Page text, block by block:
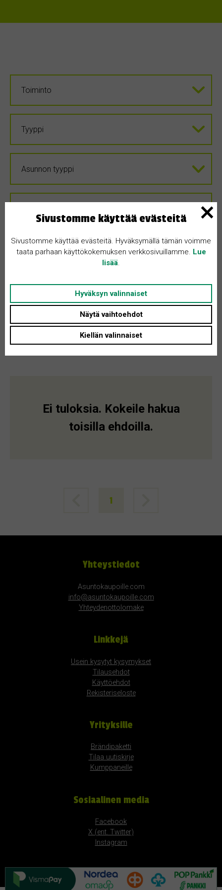
Ei tuloksia. Kokeile hakua
toisilla ehdoilla.
1
Yhteystiedot
Asuntokaupoille.com
info@asuntokaupoille.com
Yhteydenottolomake
Linkkejä
Usein kysytyt kysymykset
Tilausehdot
Käyttöehdot
Rekisteriseloste
Yrityksille
Brändipaketti
Tilaa uutiskirje
Kumppaneille
Sosiaalinen media
Facebook
X (ent. Twitter)
Instagram
Sivustomme käyttää evästeitä
Sivustomme käyttää evästeitä. Hyväksymällä tämän voimme
taata parhaan käyttökokemuksen verkkosivuillamme. Lue
lisää
Hyväksyn valinnaiset
Näytä vaihtoehdot
Kiellän valinnaiset